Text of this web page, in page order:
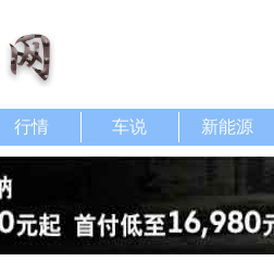
行情 车说 新能源